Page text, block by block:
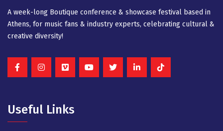
A week-long Βοutique conference & showcase festival based in
Athens, for music fans & industry experts, celebrating cultural &
creative diversity!
Useful Links